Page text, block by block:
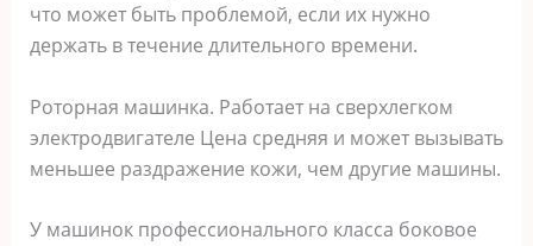
что может быть проблемой, если их нужно
держать в течение длительного времени.
Роторная машинка. Работает на сверхлегком
электродвигателе Цена средняя и может вызывать
меньшее раздражение кожи, чем другие машины.
У машинок профессионального класса боковое